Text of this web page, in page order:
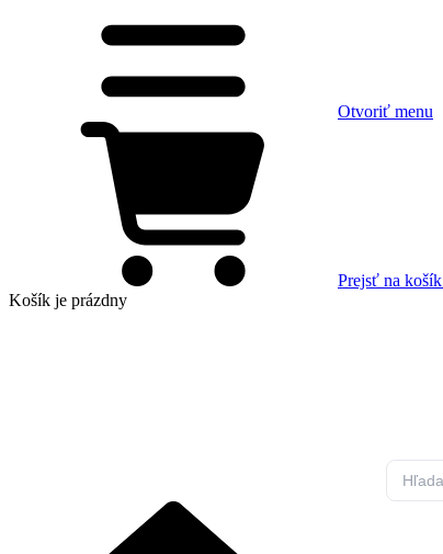
Otvoriť menu
Prejsť na košík
Košík je prázdny